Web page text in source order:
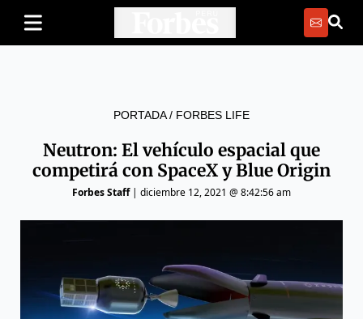
PORTADA/ FORBES LIFE
Neutron: El vehículo espacial que
competirá con SpaceX y Blue Origin
Forbes Staff| diciembre 12, 2021 @ 8:42:56 am